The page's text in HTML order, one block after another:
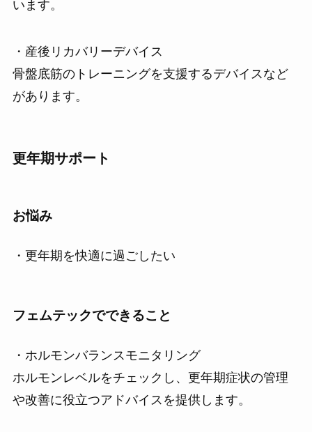
います。
・産後リカバリーデバイス
骨盤底筋のトレーニングを支援するデバイスなど
があります。
更年期サポート
お悩み
・更年期を快適に過ごしたい
フェムテックでできること
・ホルモンバランスモニタリング
ホルモンレベルをチェックし、更年期症状の管理
や改善に役立つアドバイスを提供します。